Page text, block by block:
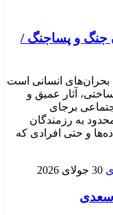
جنگ و پساجنگ /
بحران‌های انسانی است
آثار عمیق و
برجای
به رزمندگان
و حتی افرادی که
30 جولای 2026
سعدی